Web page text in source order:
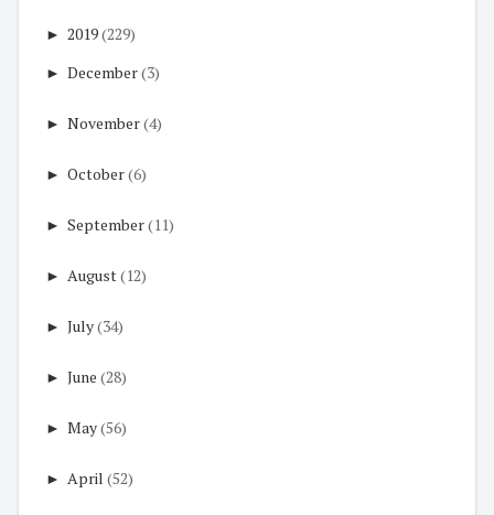
► 2019(229)
► December(3)
► November(4)
► October(6)
► September(11)
► August(12)
► July(34)
► June (28)
► May(56)
► April (52)